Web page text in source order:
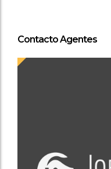
Contacto Agentes